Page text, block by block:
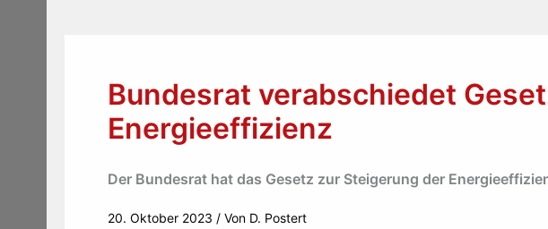
Bundesrat verabschiedet
Energieeffizienz
Der Bundesrat hat das Gesetz zur Steigerung der
20. Oktober 2023 / Von D. Postert